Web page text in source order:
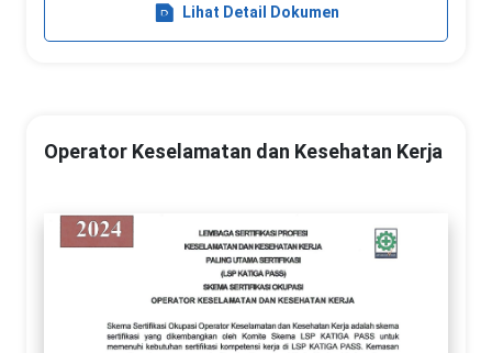
Lihat Detail Dokumen
Operator Keselamatan dan Kesehatan Kerja